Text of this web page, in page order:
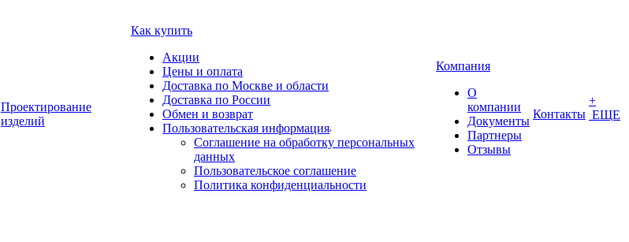
Проектирование
изделий
Как купить
Акции
Цены и оплата
Доставка по Москве и области
Доставка по России
Обмен и возврат
Пользовательская информация
Соглашение на обработку персональных
данных
Пользовательское соглашение
Политика конфиденциальности
Компания
О
компании
Документы
Партнеры
Отзывы
Контакты
+
ЕЩЕ